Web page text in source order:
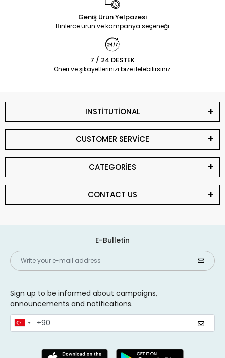
Geniş Ürün Yelpazesi
Binlerce ürün ve kampanya seçeneği
7 / 24 DESTEK
Öneri ve şikayetlerinizi bize iletebilirsiniz.
INSTİTUTİONAL
CUSTOMER SERVİCE
CATEGORİES
CONTACT US
E-Bulletin
Sign up to be informed about campaigns,
announcements and notifications.